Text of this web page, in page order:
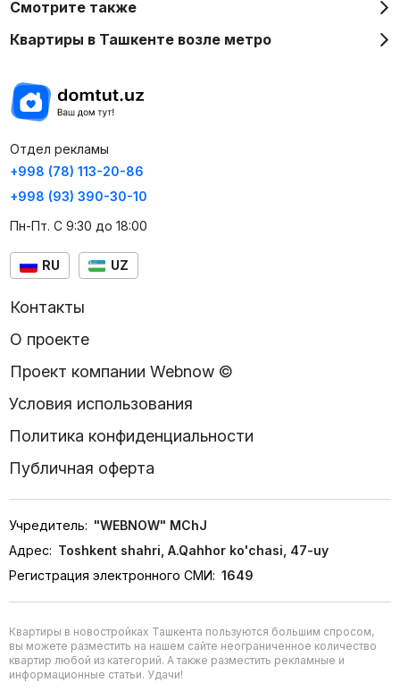
Смотрите также
Квартиры в Ташкенте возле метро
Отдел рекламы
+998 (78) 113-20-86
+998 (93) 390-30-10
Пн-Пт. С 9:30 до 18:00
RU UZ
Контакты
О проекте
Проект компании Webnow ©
Условия использования
Политика конфиденциальности
Публичная оферта
Учредитель: "WEBNOW" MChJ
Адрес: Toshkent shahri, A.Qahhor ko'chasi, 47-uy
Регистрация электронного СМИ: 1649
Квартиры в новостройках Ташкента пользуются большим спросом,
вы можете разместить на нашем сайте неограниченное количество
квартир любой из категорий. А также разместить рекламные и
информационные статьи. Удачи!